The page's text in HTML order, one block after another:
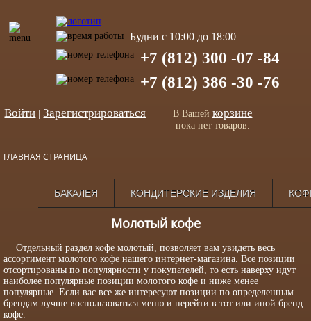
Будни с 10:00 до 18:00
+7 (812) 300 -07 -84
+7 (812) 386 -30 -76
Войти |Зарегистрироваться В Вашей корзине
пока нет товаров.
ГЛАВНАЯ СТРАНИЦА
БАКАЛЕЯ КОНДИТЕРСКИЕ ИЗДЕЛИЯ
Молотый кофе
Отдельный раздел кофе молотый, позволяет вам увидеть весь
ассортимент молотого кофе нашего интернет-магазина. Все позиции
отсортированы по популярности у покупателей, то есть наверху идут
наиболее популярные позиции молотого кофе и ниже менее
популярные. Если вас все же интересуют позиции по определенным
брендам лучше воспользоваться меню и перейти в тот или иной бренд
кофе.